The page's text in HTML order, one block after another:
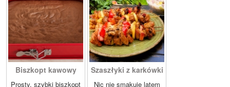
Biszkopt kawowy
Prosty, szybki biszkopt
Szaszłyki z karkówki
Nic nie smakuje latem